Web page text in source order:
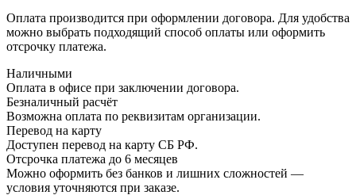
Оплата производится при оформлении договора. Для удобства
можно выбрать подходящий способ оплаты или оформить
отсрочку платежа.
Наличными
Оплата в офисе при заключении договора.
Безналичный расчёт
Возможна оплата по реквизитам организации.
Перевод на карту
Доступен перевод на карту СБ РФ.
Отсрочка платежа до 6 месяцев
Можно оформить без банков и лишних сложностей —
условия уточняются при заказе.